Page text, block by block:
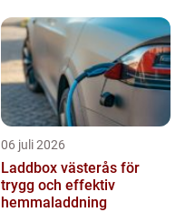
06 juli 2026
Laddbox västerås för
trygg och effektiv
hemmaladdning